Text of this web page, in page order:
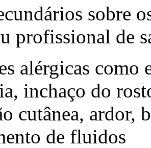
sobre
profissional de
alérgicas como
inchaço do
cutânea, ardor,
de fluidos